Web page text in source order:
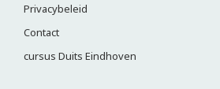
Privacybeleid
Contact
cursus Duits Eindhoven